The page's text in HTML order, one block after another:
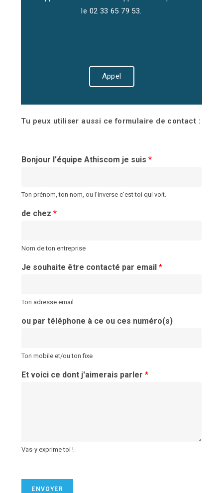
le 02 33 65 79 53.
Appel
Tu peux utiliser aussi ce formulaire de contact :
Bonjour l'équipe Athiscom je suis*
Ton prénom, ton nom, ou l'inverse c'est toi qui voit.
de chez*
Nom de ton entreprise
Je souhaite être contacté par email*
Ton adresse email
ou par téléphone à ce ou ces numéro(s)
Ton mobile et/ou ton fixe
Et voici ce dont j'aimerais parler*
Vas-y exprime toi !
ENVOYER